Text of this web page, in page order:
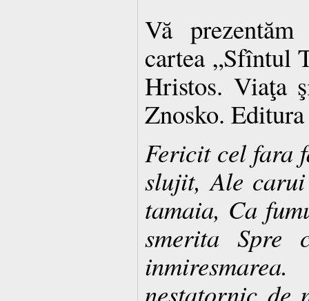
Vă
cartea „Sfîntul
Hristos. Viaţa
Znosko.
Fericit cel fara
slujit, Ale
tamaia, Ca
smerita Spre
nestatornic de